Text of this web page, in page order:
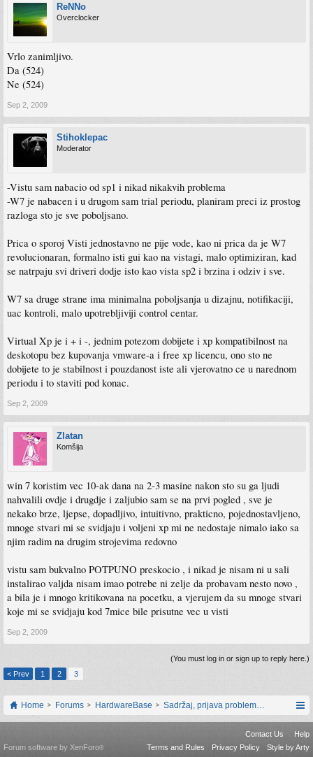
ReNNo
Overclocker
Vrlo zanimljivo.
Da (524)
Ne (524)
Sep 2, 2009
Stihoklepac
Moderator
-Vistu sam nabacio od sp1 i nikad nikakvih problema
-W7 je nabacen i u drugom sam trial periodu, planiram preci iz prostog
razloga sto je sve poboljsano.
Prica o sporoj Visti jednostavno ne pije vode, kao ni prica da je W7
revolucionaran, formalno isti gui kao na vistagi, malo optimiziran, kad
se natrpaju svi driveri dodje isto kao vista sp2 i brzina i odziv i sve.
W7 sa druge strane ima minimalna poboljsanja u dizajnu, notifikaciji,
uac kontroli, malo upotrebljiviji control centar.
Virtual Xp je i + i -, jednim potezom dobijete i xp kompatibilnost na
deskotopu bez kupovanja vmware-a i free xp licencu, ono sto ne
dobijete to je stabilnost i pouzdanost iste ali vjerovatno ce u narednom
periodu i to staviti pod konac.
Sep 2, 2009
Zlatan
Komšija
win 7 koristim vec 10-ak dana na 2-3 masine nakon sto su ga ljudi
nahvalili ovdje i drugdje i zaljubio sam se na prvi pogled , sve je
nekako brze, ljepse, dopadljivo, intuitivno, prakticno, pojednostavljeno,
mnoge stvari mi se svidjaju i voljeni xp mi ne nedostaje nimalo iako sa
njim radim na drugim strojevima redovno
vistu sam bukvalno POTPUNO preskocio , i nikad je nisam ni u sali
instalirao valjda nisam imao potrebe ni zelje da probavam nesto novo ,
a bila je i mnogo kritikovana na pocetku, a vjerujem da su mnoge stvari
koje mi se svidjaju kod 7mice bile prisutne vec u visti
Sep 2, 2009
(You must log in or sign up to reply here.)
< Prev
1 2 3
Home Forums HardwareBase Sadržaj, prijava problema i prijedlozi
Contact Us
Help
Terms and Rules
Privacy Policy Style by Arty
Forum software by XenForo®